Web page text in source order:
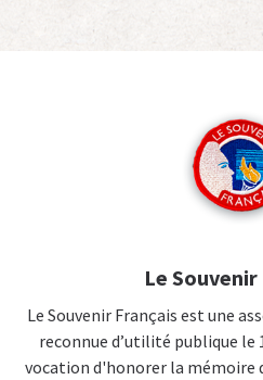
Le Souvenir
Le Souvenir Français est une
reconnue d’utilité publique le
vocation d'honorer la mémoire